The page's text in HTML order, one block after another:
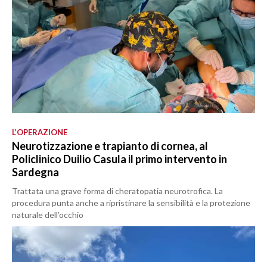
L’OPERAZIONE
Neurotizzazione e trapianto di cornea, al
Policlinico Duilio Casula il primo intervento in
Sardegna
Trattata una grave forma di cheratopatia neurotrofica. La
procedura punta anche a ripristinare la sensibilità e la protezione
naturale dell’occhio